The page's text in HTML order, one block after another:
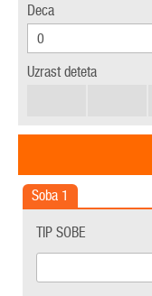
Deca
Uzrast deteta
Soba 1
TIP SOBE